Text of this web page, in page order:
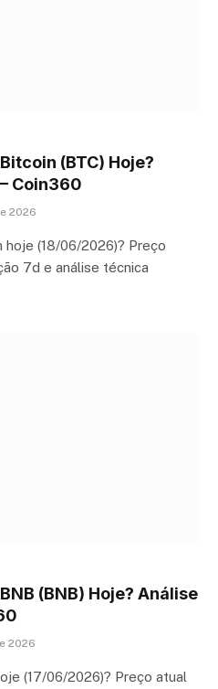
(BTC) Hoje?
Coin360
2026
hoje (18/06/2026)? Preço
7d e análise técnica
(BNB) Hoje? Análise
2026
(17/06/2026)? Preço atual